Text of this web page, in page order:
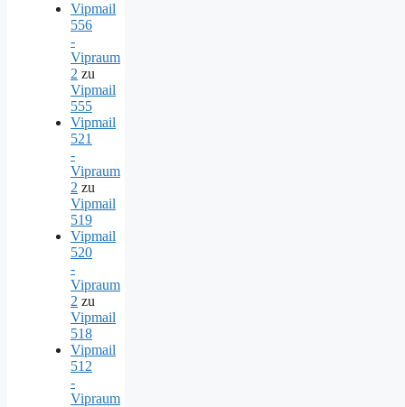
Vipmail
556
-
Vipraum
2 zu
Vipmail
555
Vipmail
521
-
Vipraum
2 zu
Vipmail
519
Vipmail
520
-
Vipraum
2 zu
Vipmail
518
Vipmail
512
-
Vipraum